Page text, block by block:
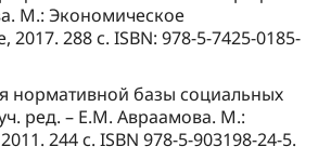
М.: Экономическое
2017. 288 с. ISBN: 978-5-7425-0185-
нормативной базы социальных
ред. – Е.М. Авраамова. М.:
244 с. ISBN 978-5-903198-24-5.